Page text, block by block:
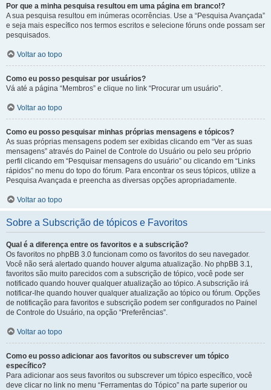
Por que a minha pesquisa resultou em uma página em branco!?
A sua pesquisa resultou em inúmeras ocorrências. Use a “Pesquisa Avançada”
e seja mais específico nos termos escritos e selecione fóruns onde possam ser
pesquisados.
Voltar ao topo
Como eu posso pesquisar por usuários?
Vá até a página “Membros” e clique no link “Procurar um usuário”.
Voltar ao topo
Como eu posso pesquisar minhas próprias mensagens e tópicos?
As suas próprias mensagens podem ser exibidas clicando em “Ver as suas
mensagens” através do Painel de Controle do Usuário ou pelo seu próprio
perfil clicando em “Pesquisar mensagens do usuário” ou clicando em “Links
rápidos” no menu do topo do fórum. Para encontrar os seus tópicos, utilize a
Pesquisa Avançada e preencha as diversas opções apropriadamente.
Voltar ao topo
Sobre a Subscrição de tópicos e Favoritos
Qual é a diferença entre os favoritos e a subscrição?
Os favoritos no phpBB 3.0 funcionam como os favoritos do seu navegador.
Você não será alertado quando houver alguma atualização. No phpBB 3.1,
favoritos são muito parecidos com a subscrição de tópico, você pode ser
notificado quando houver qualquer atualização ao tópico. A subscrição irá
notificar-lhe quando houver qualquer atualização ao tópico ou fórum. Opções
de notificação para favoritos e subscrição podem ser configurados no Painel
de Controle do Usuário, na opção “Preferências”.
Voltar ao topo
Como eu posso adicionar aos favoritos ou subscrever um tópico
específico?
Para adicionar aos seus favoritos ou subscrever um tópico específico, você
deve clicar no link no menu “Ferramentas do Tópico” na parte superior ou